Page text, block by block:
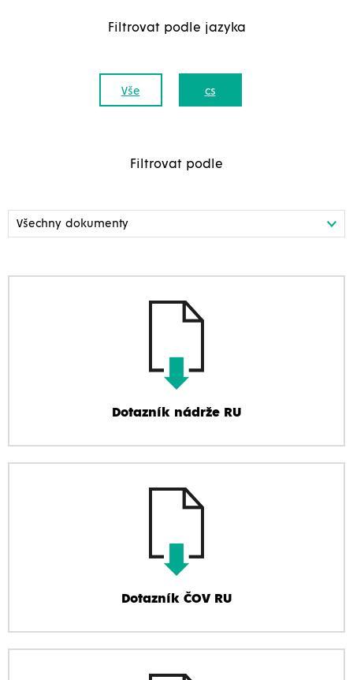
Filtrovat podle jazyka
Vše cs
Filtrovat podle
Dotazník nádrže RU
Dotazník ČOV RU